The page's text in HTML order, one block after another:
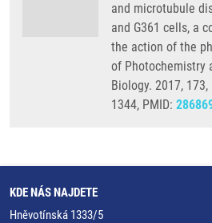
and microtubule
and G361 cells, a
the action of the
of Photochemistry
Biology. 2017, 173,
1344, PMID:
KDE NÁS NAJDETE
Hněvotínská 1333/5